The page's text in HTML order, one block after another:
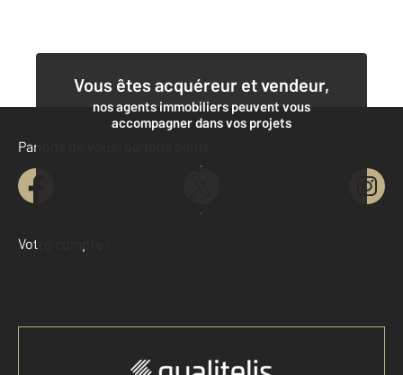
Vous êtes acquéreur et vendeur,
nos agents immobiliers peuvent vous
accompagner dans vos projets
Contacter l'agence
Demander une estimation
Parlons de vous, parlons biens
Votre compte :
Accéder à mon compte